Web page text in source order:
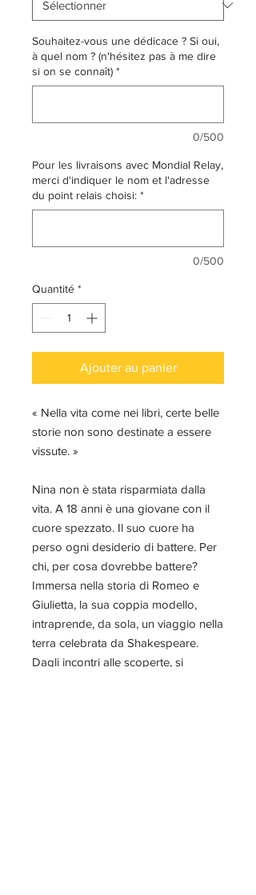
Souhaitez-vous une dédicace ? Si oui,
à quel nom ? (n'hésitez pas à me dire
si on se connaît) *
0/500
Pour les livraisons avec Mondial Relay,
merci d'indiquer le nom et l'adresse
du point relais choisi: *
0/500
Quantité *
Ajouter au panier
« Nella vita come nei libri, certe belle
storie non sono destinate a essere
vissute. »
Nina non è stata risparmiata dalla
vita. A 18 anni è una giovane con il
cuore spezzato. Il suo cuore ha
perso ogni desiderio di battere. Per
chi, per cosa dovrebbe battere?
Immersa nella storia di Romeo e
Giulietta, la sua coppia modello,
intraprende, da sola, un viaggio nella
terra celebrata da Shakespeare.
Dagli incontri alle scoperte, si